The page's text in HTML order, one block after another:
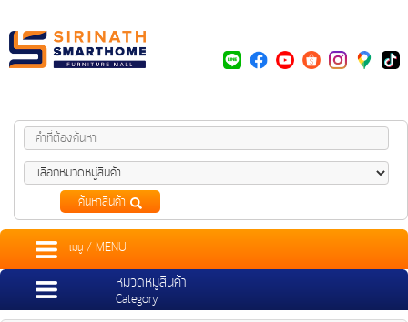
ค้นหาสินค้า
หมวดหมู่สินค้า
Category
เมนู / MENU